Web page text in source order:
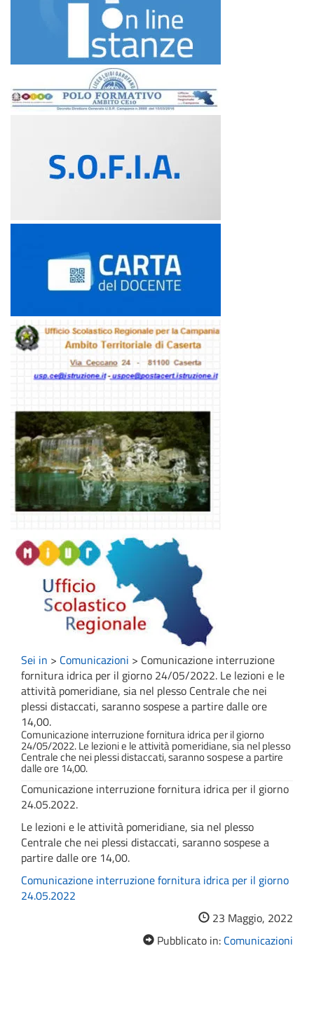
Sei in > Comunicazioni > Comunicazione interruzione
fornitura idrica per il giorno 24/05/2022. Le lezioni e le
attività pomeridiane, sia nel plesso Centrale che nei
plessi distaccati, saranno sospese a partire dalle ore
14,00.
Comunicazione interruzione fornitura idrica per il giorno
24/05/2022. Le lezioni e le attività pomeridiane, sia nel plesso
Centrale che nei plessi distaccati, saranno sospese a partire
dalle ore 14,00.
Comunicazione interruzione fornitura idrica per il giorno
24.05.2022.
Le lezioni e le attività pomeridiane, sia nel plesso
Centrale che nei plessi distaccati, saranno sospese a
partire dalle ore 14,00.
Comunicazione interruzione fornitura idrica per il giorno
24.05.2022
23 Maggio, 2022
Pubblicato in: Comunicazioni